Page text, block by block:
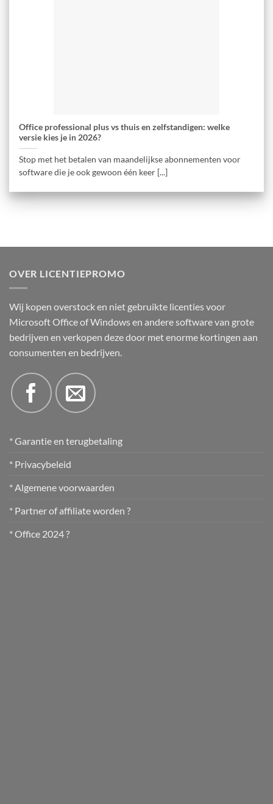
Office professional plus vs thuis en zelfstandigen: welke
versie kies je in 2026?
Stop met het betalen van maandelijkse abonnementen voor
software die je ook gewoon één keer [...]
OVER LICENTIEPROMO
Wij kopen overstock en niet gebruikte licenties voor
Microsoft Office of Windows en andere software van grote
bedrijven en verkopen deze door met enorme kortingen aan
consumenten en bedrijven.
* Garantie en terugbetaling
* Privacybeleid
* Algemene voorwaarden
* Partner of affiliate worden ?
* Office 2024 ?